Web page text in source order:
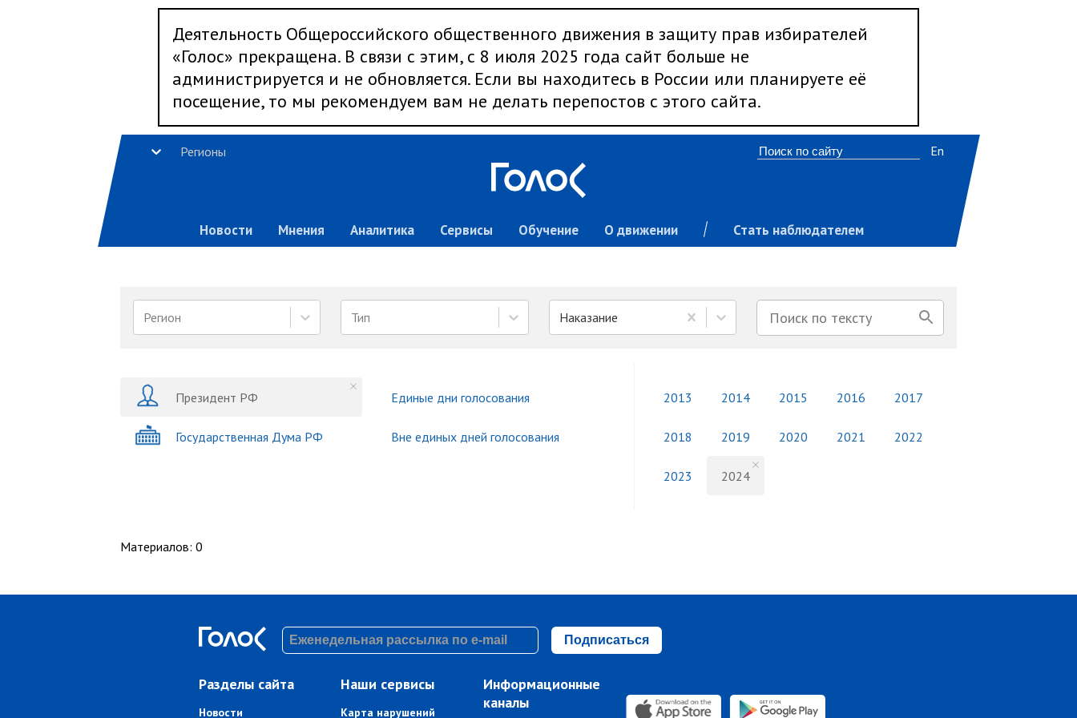
Деятельность Общероссийского общественного движения в защиту прав избирателей
«Голос» прекращена. В связи с этим, с 8 июля 2025 года сайт больше не
администрируется и не обновляется. Если вы находитесь в России или планируете её
посещение, то мы рекомендуем вам не делать перепостов с этого сайта.
Регионы
Новости Мнения Аналитика Сервисы Обучение О движении Стать наблюдателем
En
Регион Тип Наказание
Президент РФ
Государственная Дума РФ
Единые дни голосования
Вне единых дней голосования
2013 2014 2015 2016 2017
2018 2019 2020 2021 2022
2023 2024
Материалов: 0
Подписаться
Разделы сайта
Новости
Наши сервисы
Карта нарушений
Информационные
каналы